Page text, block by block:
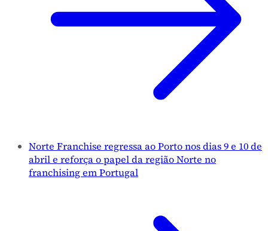
Norte Franchise regressa ao Porto nos dias 9 e 10 de
abril e reforça o papel da região Norte no
franchising em Portugal